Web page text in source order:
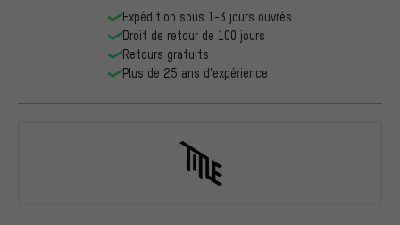
Expédition sous 1-3 jours ouvrés
Droit de retour de 100 jours
Retours gratuits
Plus de 25 ans d'expérience